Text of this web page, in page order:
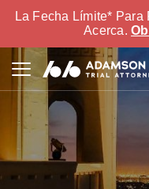
La Fecha Límite*
Acerca.